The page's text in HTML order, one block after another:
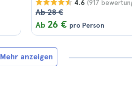
4.6 (917
Ab 28 €
Ab 26 € pro Person
Mehr anzeigen